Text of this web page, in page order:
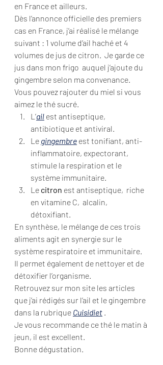
en France et ailleurs.
Dès l’annonce officielle des premiers
cas en France, j’ai réalisé le mélange
suivant : 1 volume d’ail haché et 4
volumes de jus de citron.  Je garde ce
jus dans mon frigo  auquel j’ajoute du
gingembre selon ma convenance.
Vous pouvez rajouter du miel si vous
aimez le thé sucré.
L’ail est antiseptique,
antibiotique et antiviral.
Le gingembre est tonifiant, anti-
inflammatoire, expectorant,
stimule la respiration et le
système immunitaire.
Le citron est antiseptique,  riche
en vitamine C,  alcalin,
détoxifiant.
En synthèse, le mélange de ces trois
aliments agit en synergie sur le
système respiratoire et immunitaire.
Il permet également de nettoyer et de
détoxifier l’organisme.
Retrouvez sur mon site les articles
que j’ai rédigés sur l’ail et le gingembre
dans la rubrique Cuisidiet .
Je vous recommande ce thé le matin à
jeun, il est excellent.
Bonne dégustation.